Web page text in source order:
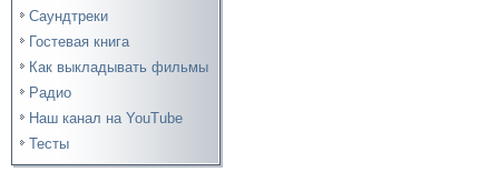
Саундтреки
Гостевая книга
Как выкладывать фильмы
Радио
Наш канал на YouTube
Тесты